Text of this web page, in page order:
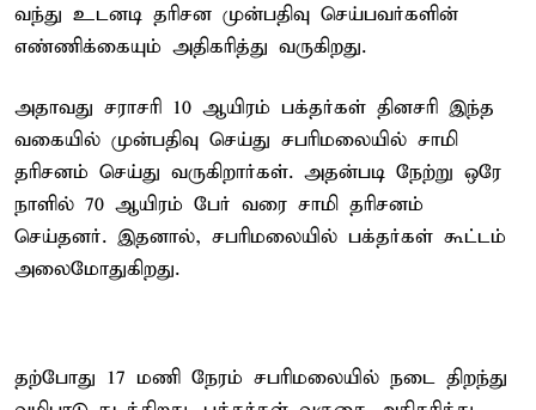
வந்து உடனடி தரிசன முன்பதிவு செய்பவர்களின்
எண்ணிக்கையும் அதிகரித்து வருகிறது.
அதாவது சராசரி 10 ஆயிரம் பக்தர்கள் தினசரி இந்த
வகையில் முன்பதிவு செய்து சபரிமலையில் சாமி
தரிசனம் செய்து வருகிறார்கள். அதன்படி நேற்று ஒரே
நாளில் 70 ஆயிரம் பேர் வரை சாமி தரிசனம்
செய்தனர். இதனால், சபரிமலையில் பக்தர்கள் கூட்டம்
அலைமோதுகிறது.
தற்போது 17 மணி நேரம் சபரிமலையில் நடை திறந்து